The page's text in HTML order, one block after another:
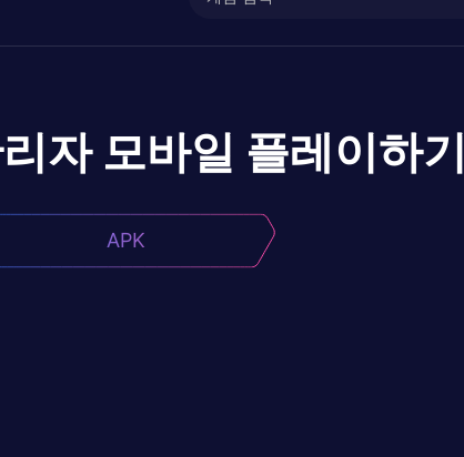
자 모바일 플레이하기
APK